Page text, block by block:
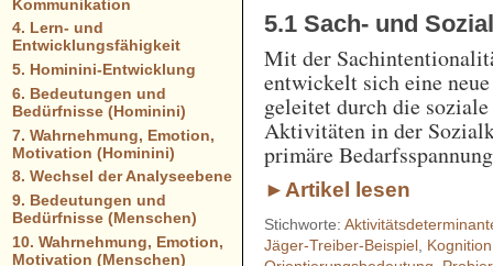
5.1 Sach- und
Mit der
entwickelt sich eine
geleitet durch die
Aktivitäten in der
primäre
►Artikel lesen
Stichworte:
Jäger-Treiber-Beispiel Kognition
Kommunikation
4. Lern- und
Entwicklungsfähigkeit
5. Hominini-Entwicklung
6. Bedeutungen und
Bedürfnisse (Hominini)
7. Wahrnehmung, Emotion,
Motivation (Hominini)
8. Wechsel der Analyseebene
9. Bedeutungen und
Bedürfnisse (Menschen)
10. Wahrnehmung, Emotion,
Motivation (Menschen)